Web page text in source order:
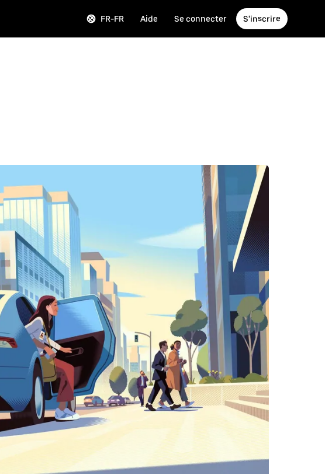
FR-FR Aide Se connecter S'inscrire